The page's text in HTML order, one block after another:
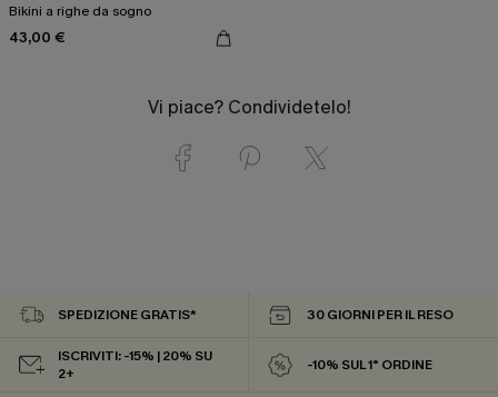
Bikini a righe da sogno
43,00 €
Vi piace? Condividetelo!
SPEDIZIONE GRATIS* 30 GIORNI PER IL RESO
ISCRIVITI: -15% | 20% SU
2+
-10% SUL 1° ORDINE